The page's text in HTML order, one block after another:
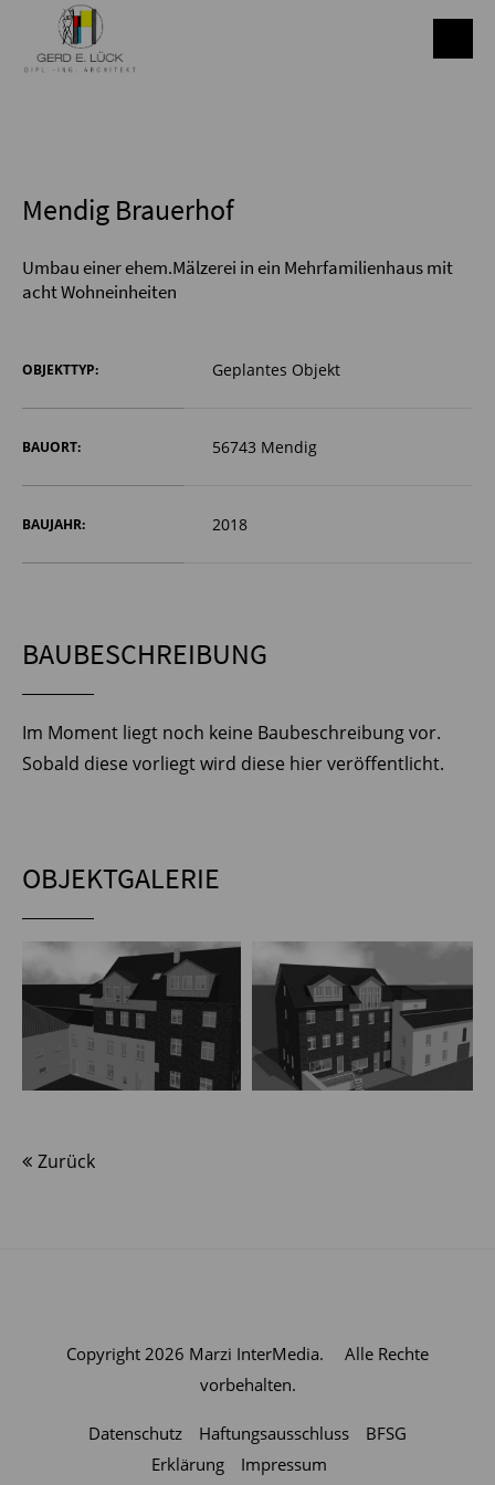
Mendig Brauerhof
Umbau einer ehem.Mälzerei in ein Mehrfamilienhaus mit
acht Wohneinheiten
OBJEKTTYP: Geplantes Objekt
BAUORT: 56743 Mendig
BAUJAHR: 2018
BAUBESCHREIBUNG
Im Moment liegt noch keine Baubeschreibung vor.
Sobald diese vorliegt wird diese hier veröffentlicht.
OBJEKTGALERIE
Zurück
Copyright 2026 Marzi InterMedia.
Alle Rechte
vorbehalten.
Datenschutz Haftungsausschluss
BFSG
Erklärung
Impressum